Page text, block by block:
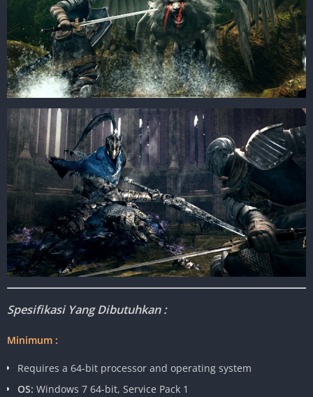
Spesifikasi Yang Dibutuhkan :
Minimum :
Requires a 64-bit processor and operating system
OS: Windows 7 64-bit, Service Pack 1